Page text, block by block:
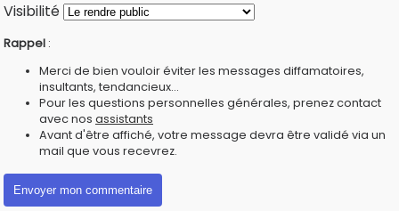
Visibilité
Rappel :
Merci de bien vouloir éviter les messages diffamatoires,
insultants, tendancieux...
Pour les questions personnelles générales, prenez contact
avec nos assistants
Avant d'être affiché, votre message devra être validé via un
mail que vous recevrez.